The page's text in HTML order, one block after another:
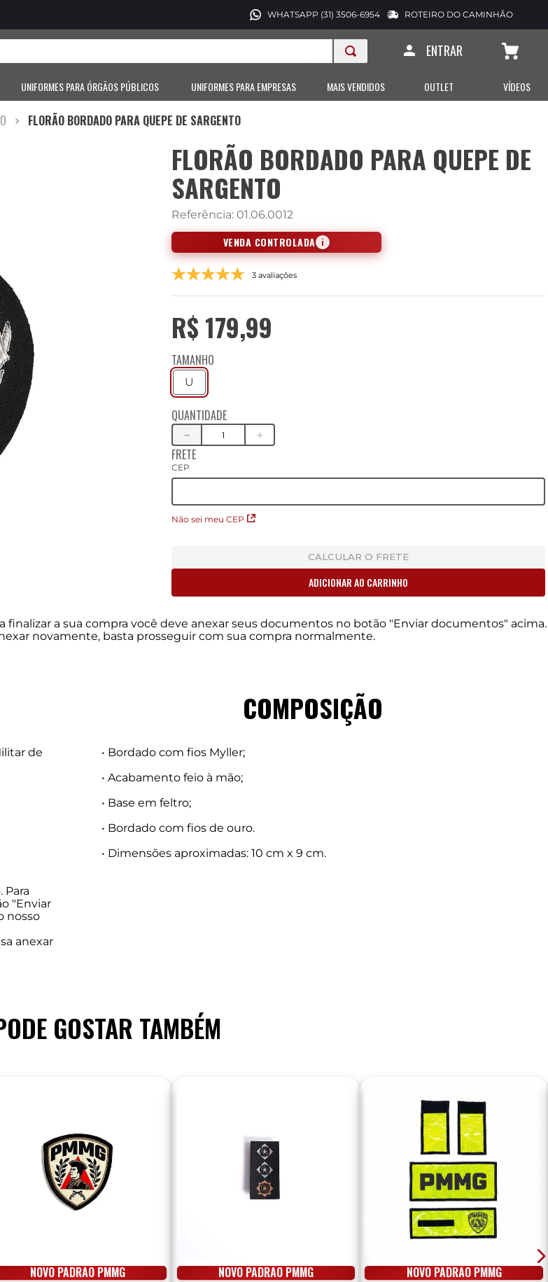
WHATSAPP (31) 3506-6954 ROTEIRO DO CAMINHÃO
ENTRAR
UNIFORMES PARA ÓRGÃOS PÚBLICOS UNIFORMES PARA EMPRESAS MAIS VENDIDOS OUTLET VÍDEOS
FLORÃO BORDADO PARA QUEPE DE SARGENTO
FLORÃO BORDADO PARA QUEPE DE
SARGENTO
Referência: 01.06.0012
VENDA CONTROLADA i
3 avaliações
R$ 179,99
TAMANHO
U
QUANTIDADE
＋
－
FRETE
CEP
Não sei meu CEP
CALCULAR O FRETE
ADICIONAR AO CARRINHO
a sua compra você deve anexar seus documentos no botão "Enviar documentos" acima.
novamente, basta prosseguir com sua compra normalmente.
de
"Enviar
nosso
anexar
COMPOSIÇÃO
• Bordado com fios Myller;
• Acabamento feio à mão;
• Base em feltro;
• Bordado com fios de ouro.
• Dimensões aproximadas: 10 cm x 9 cm.
GOSTAR TAMBÉM
NOVO PADRÃO PMMG NOVO PADRÃO PMMG NOVO PADRÃO PMMG